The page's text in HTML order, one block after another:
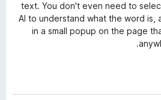
text. You don't even need to
AI to understand what the word is,
in a small popup on the page